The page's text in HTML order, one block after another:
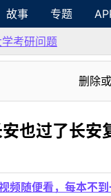
故事 专题
考研问题
删除
也过了长
频随便看，每本不到